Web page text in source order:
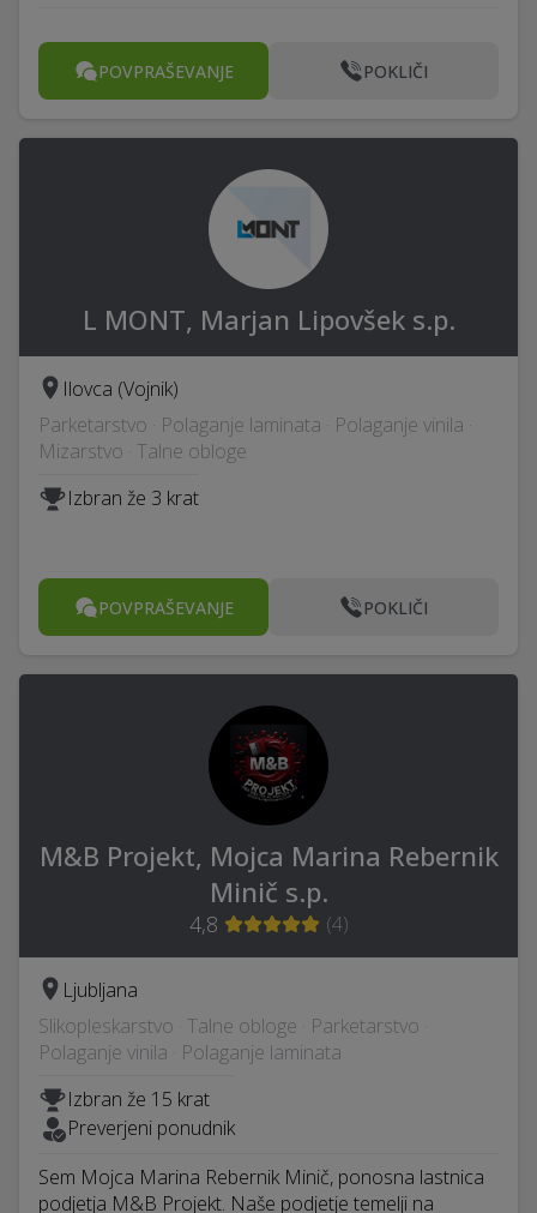
POVPRAŠEVANJE POKLIČI
L MONT, Marjan Lipovšek s.p.
Ilovca (Vojnik)
Parketarstvo · Polaganje laminata · Polaganje vinila ·
Mizarstvo · Talne obloge
Izbran že 3 krat
POVPRAŠEVANJE POKLIČI
M&B Projekt, Mojca Marina Rebernik
Minič s.p.
4,8 (4)
Ljubljana
Slikopleskarstvo · Talne obloge · Parketarstvo ·
Polaganje vinila · Polaganje laminata
Izbran že 15 krat
Preverjeni ponudnik
Sem Mojca Marina Rebernik Minič, ponosna lastnica
podjetja M&B Projekt. Naše podjetje temelji na